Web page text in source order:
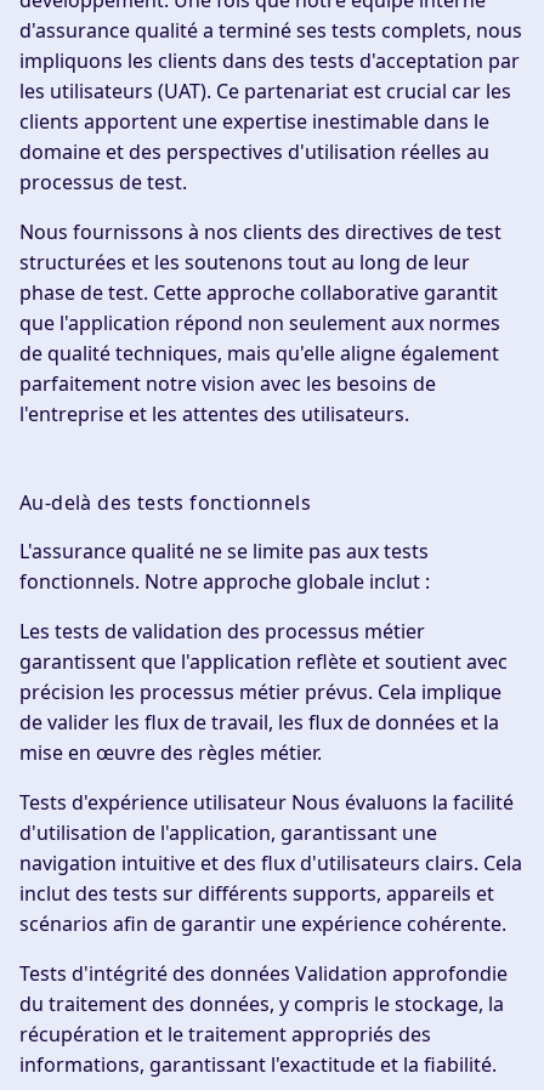
d'assurance qualité a terminé ses tests complets, nous
impliquons les clients dans des tests d'acceptation par
les utilisateurs (UAT). Ce partenariat est crucial car les
clients apportent une expertise inestimable dans le
domaine et des perspectives d'utilisation réelles au
processus de test.
Nous fournissons à nos clients des directives de test
structurées et les soutenons tout au long de leur
phase de test. Cette approche collaborative garantit
que l'application répond non seulement aux normes
de qualité techniques, mais qu'elle aligne également
parfaitement notre vision avec les besoins de
l'entreprise et les attentes des utilisateurs.
Au-delà des tests fonctionnels
L'assurance qualité ne se limite pas aux tests
fonctionnels. Notre approche globale inclut :
Les tests de validation des processus métier
garantissent que l'application reflète et soutient avec
précision les processus métier prévus. Cela implique
de valider les flux de travail, les flux de données et la
mise en œuvre des règles métier.
Tests d'expérience utilisateur Nous évaluons la facilité
d'utilisation de l'application, garantissant une
navigation intuitive et des flux d'utilisateurs clairs. Cela
inclut des tests sur différents supports, appareils et
scénarios afin de garantir une expérience cohérente.
Tests d'intégrité des données Validation approfondie
du traitement des données, y compris le stockage, la
récupération et le traitement appropriés des
informations, garantissant l'exactitude et la fiabilité.